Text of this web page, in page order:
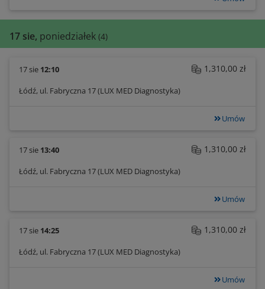
17 sie, poniedziałek (4)
17 sie 12:10
Łódź, ul. Fabryczna 17 (LUX MED Diagnostyka)
1,310,00 zł
Umów
17 sie 13:40
Łódź, ul. Fabryczna 17 (LUX MED Diagnostyka)
1,310,00 zł
Umów
17 sie 14:25
Łódź, ul. Fabryczna 17 (LUX MED Diagnostyka)
1,310,00 zł
Umów